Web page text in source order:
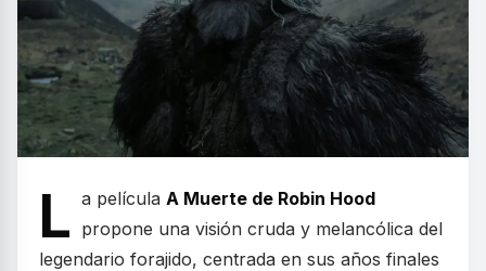
L a película A Muerte de Robin Hood
propone una visión cruda y melancólica del
legendario forajido, centrada en sus años finales